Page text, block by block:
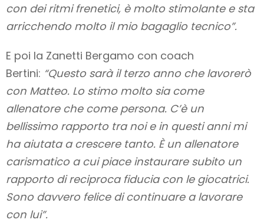
con dei ritmi frenetici, è molto stimolante e sta
arricchendo molto il mio bagaglio tecnico”.
E poi la Zanetti Bergamo con coach
Bertini: “Questo sarà il terzo anno che lavorerò
con Matteo. Lo stimo molto sia come
allenatore che come persona. C’è un
bellissimo rapporto tra noi e in questi anni mi
ha aiutata a crescere tanto. È un allenatore
carismatico a cui piace instaurare subito un
rapporto di reciproca fiducia con le giocatrici.
Sono davvero felice di continuare a lavorare
con lui”.